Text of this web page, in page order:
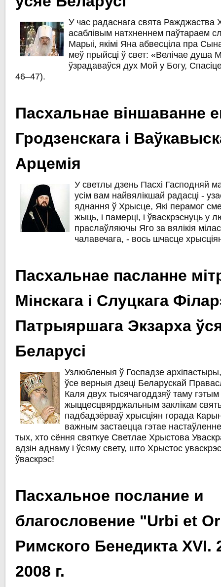
У час радаснага свята Ражджаства
асаблівым натхненнем паўтараем
Марыі, якімі Яна абвесціла пра
меў прыйсці ў свет: «Велічае душа
ўзрадаваўся дух Мой у Богу,
46–47).
Пасхальнае віншаванне
Гродзенскага і
Арцемія
У светлы дзень Пасхі Гасподняй
усім вам найвялікшай радасці -
яднання ў Хрысце, Які перамог
жыць, і памерці, і ўваскрэснуць у
праслаўляючы Яго за вялікія
чалавечага, - вось шчасце
Пасхальнае пасланне
Мінскага і Слуцкага
Патрыяршага Экзарха
Беларусі
Узлюбленыя ў Госпадзе
ўсе верныя дзеці Беларускай
Каля двух тысячагоддзяў таму гэтым
жыццесцвярджальным заклікам
падбадзёрваў хрысціян горада
важным застаецца гэтае
тых, хто сёння святкуе Светлае Хрыстова
адзін аднаму і ўсяму свету, што Хрыстос
ўваскрэс!
Пасхальное послание и
благословение "Urbi et
Римского Бенедикта XVI.
2008 г.